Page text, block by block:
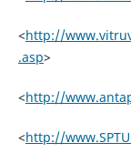
<http://
.asp>
<http://
<http://